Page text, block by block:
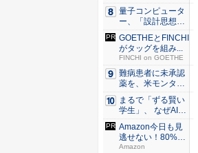
量子コンピュータ
ー、「設計思想」
を問う段...
GOETHEとFINCHI
がタッグを組み...
FINCHI on GOETHE
難病患者に未承認
薬を、米モンタナ
州「試す...
まるで「ずる賢い
学生」、 なぜAIエ
ージ...
Amazon今日も見
逃せない！80%O
F...
Amazon